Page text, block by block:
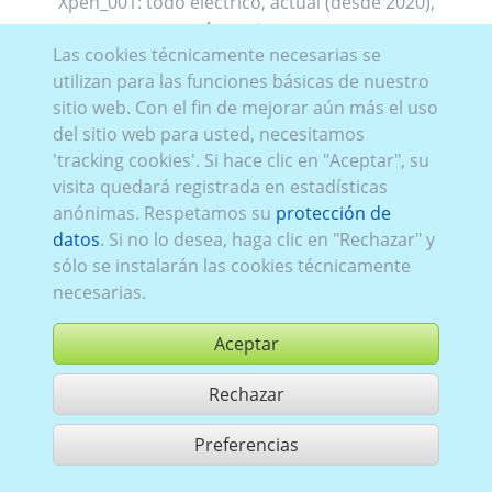
4 puerteas
comprar
compartir 1 aciertos
Utilización de acuerdo con las condiciones generales de contrato,
Las cookies técnicamente necesarias se
utilizan para las funciones básicas de nuestro
sitio web. Con el fin de mejorar aún más el uso
del sitio web para usted, necesitamos
'tracking cookies'. Si hace clic en "Aceptar", su
visita quedará registrada en estadísticas
anónimas. Respetamos su protección de
datos. Si no lo desea, haga clic en "Rechazar" y
sólo se instalarán las cookies técnicamente
necesarias.
Aceptar
Rechazar
Preferencias